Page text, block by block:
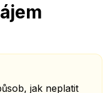
jak neplatit